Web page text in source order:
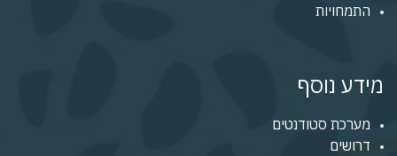
התמחויות
מידע נוסף
מערכת סטודנטים
דרושים